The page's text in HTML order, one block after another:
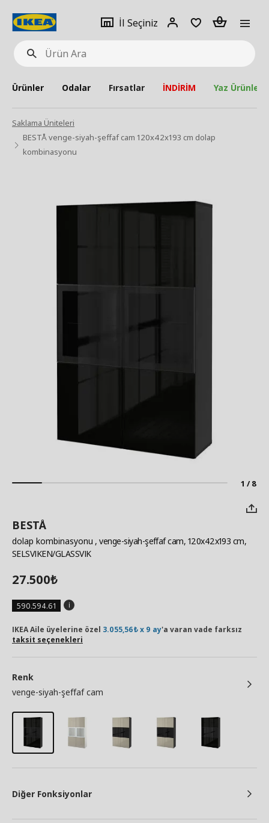
Ürün
Ara
İl Seçiniz
Giriş
Adet
Ürünler Odalar Fırsatlar İNDİRİM Yaz Ürünleri
Saklama Üniteleri
BESTÅ venge-siyah-şeffaf cam 120x42x193 cm dolap
kombinasyonu
1 / 8
BESTÅ
dolap kombinasyonu , venge-siyah-şeffaf cam, 120x42x193 cm,
SELSVIKEN/GLASSVIK
27.500₺
590.594.61
IKEA Aile üyelerine özel 3.055,56₺ x 9 ay'a varan vade farksız
taksit seçenekleri
Renk
venge-siyah-şeffaf cam
Diğer Fonksiyonlar